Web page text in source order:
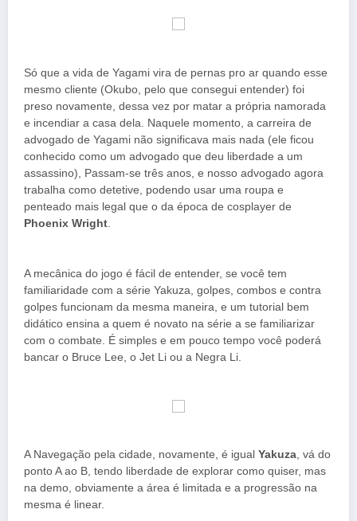
Só que a vida de Yagami vira de pernas pro ar quando esse
mesmo cliente (Okubo, pelo que consegui entender) foi
preso novamente, dessa vez por matar a própria namorada
e incendiar a casa dela. Naquele momento, a carreira de
advogado de Yagami não significava mais nada (ele ficou
conhecido como um advogado que deu liberdade a um
assassino), Passam-se três anos, e nosso advogado agora
trabalha como detetive, podendo usar uma roupa e
penteado mais legal que o da época de cosplayer de
Phoenix Wright.
A mecânica do jogo é fácil de entender, se você tem
familiaridade com a série Yakuza, golpes, combos e contra
golpes funcionam da mesma maneira, e um tutorial bem
didático ensina a quem é novato na série a se familiarizar
com o combate. É simples e em pouco tempo você poderá
bancar o Bruce Lee, o Jet Li ou a Negra Li.
A Navegação pela cidade, novamente, é igual Yakuza, vá do
ponto A ao B, tendo liberdade de explorar como quiser, mas
na demo, obviamente a área é limitada e a progressão na
mesma é linear.